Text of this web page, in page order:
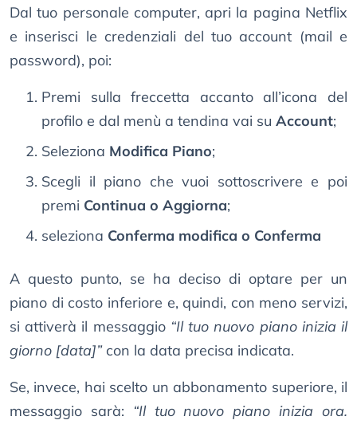
Dal tuo personale computer, apri la pagina Netflix
e inserisci le credenziali del tuo account (mail e
password), poi:
Premi sulla freccetta accanto all’icona del
profilo e dal menù a tendina vai su Account;
Seleziona Modifica Piano;
Scegli il piano che vuoi sottoscrivere e poi
premi Continua o Aggiorna;
seleziona Conferma modifica o Conferma
A questo punto, se ha deciso di optare per un
piano di costo inferiore e, quindi, con meno servizi,
si attiverà il messaggio “Il tuo nuovo piano inizia il
giorno [data]”con la data precisa indicata.
Se, invece, hai scelto un abbonamento superiore, il
messaggio sarà: “Il tuo nuovo piano inizia ora.